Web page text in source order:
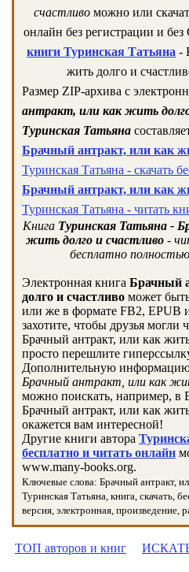
счастливоможно или
онлайн без регистрации и
книги Туринская Татьяна -
жить долго и
Размер ZIP-архива c
антракт, или как жить
Туринская Татьяна
Брачный антракт, или как
Туринская Татьяна - скачать
Брачный антракт, или как
Туринская Татьяна - читать
Книга Туринская Татьяна -
жить долго и счастливо-
бесплатно
Электронная книга Брачный
долго и счастливо может
или же в формате FB2, EPUB
захотите, чтобы друзья могли
Брачный антракт, или как
просто перешлите
Дополнительную
Брачный антракт, или как
можно поискать, например, в
Брачный антракт, или как
окажется вам интересной!
Другие книги автора
бесплатно и читать онлайн
www.many-books.org.
Ключевые слова: Брачный антракт,
Туринская Татьяна, книга, скачать,
версия, электронная, произведение,
ТОП авторов и книг